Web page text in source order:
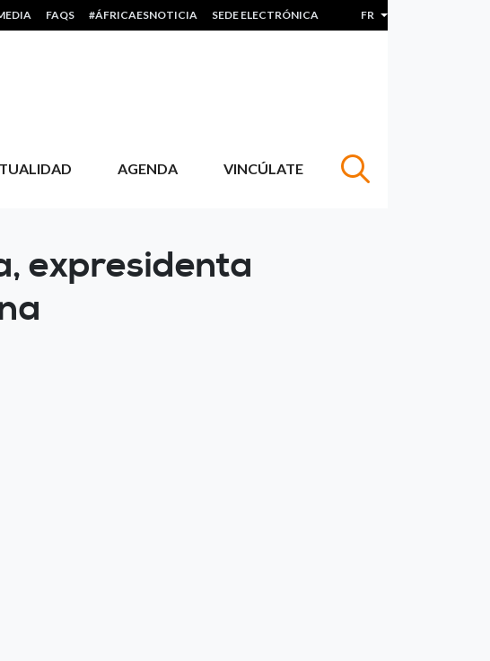
MENU
FAQS #ÁFRICAESNOTICIA SEDE ELECTRÓNICA FR Lister les actions
AGENDA VINCÚLATE
expresidenta